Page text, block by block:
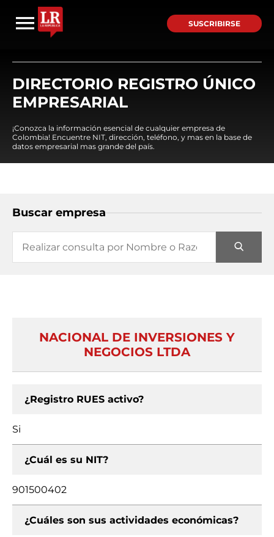
SUSCRIBIRSE
DIRECTORIO REGISTRO ÚNICO
EMPRESARIAL
¡Conozca la información esencial de cualquier empresa de
Colombia! Encuentre NIT, dirección, teléfono, y mas en la base de
datos empresarial mas grande del país.
Buscar empresa
NACIONAL DE INVERSIONES Y
NEGOCIOS LTDA
¿Registro RUES activo?
Si
¿Cuál es su NIT?
901500402
¿Cuáles son sus actividades económicas?